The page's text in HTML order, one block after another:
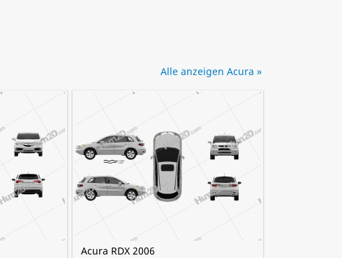
Acura RDX 2006
Alle anzeigen Acura »